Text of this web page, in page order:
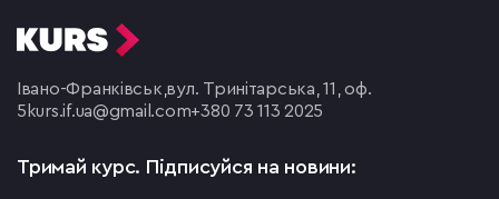
Івано-Франківськ, вул. Тринітарська, 11, оф.
5 kurs.if.ua@gmail.com+380 73 113 2025
Тримай курс. Підписуйся на новини: